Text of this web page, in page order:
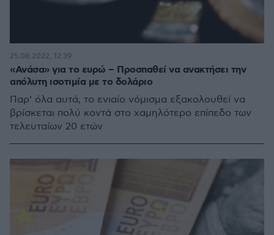
«Ανάσα» για το ευρώ – Προσπαθεί να ανακτήσει την
απόλυτη ισοτιμία με το δολάριο
Παρ’ όλα αυτά, το ενιαίο νόμισμα εξακολουθεί να
βρίσκεται πολύ κοντά στο χαμηλότερο επίπεδο των
τελευταίων 20 ετών
25.08.2022, 12:39